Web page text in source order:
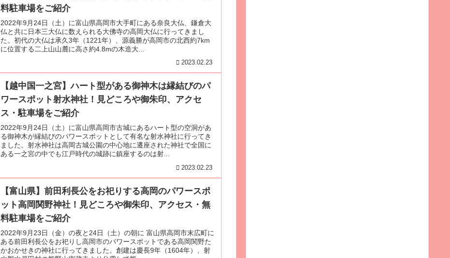
料駐車場をご紹介
2022年9月24日（土）に富山県高岡市大手町にある奈良大仏、鎌倉大
仏と共に日本三大仏に数えられる大佛寺の高岡大仏に行ってきまし
た。初代の大仏は承久3年（1221年）、源義勝が高岡市の北西約7km
に位置する二上山山麓に高さ約4.8mの木造大...
2023.02.23
【越中国一之宮】ハート型がある御神木は縁結びのパ
ワースポット射水神社！見どころや御朱印、アクセ
ス・駐車場をご紹介
2022年9月24日（土）に富山県高岡市古城にあるハート型の空洞があ
る御神木が縁結びのパワースポットとして有名な射水神社に行ってき
ました。射水神社は高岡古城公園の中心地に遷座された神社で全国に
ある一之宮の中でも江戸時代の城跡に鎮座するのは射...
2023.02.23
【富山県】前田利長公をお祀りする高岡のパワースポ
ット高岡関野神社！見どころや御朱印、アクセス・無
料駐車場をご紹介
2022年9月23日（金）の夜と24日（土）の朝に 富山県高岡市末広町に
ある前田利長公をお祀りし高岡市のパワースポットである高岡関野た
かおかせきの神社に行ってきました。創建は慶長9年（1604年）、射